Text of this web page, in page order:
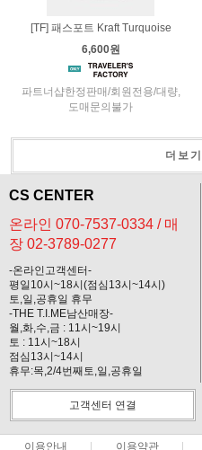
[TF] 패스포트 Kraft Turquoise
6,600원
파트너샵한정판매/회원전용/대량,
도매문의불가
더보기
CS CENTER
온라인 070-7537-0334 / 매
장 02-3789-0277
-온라인고객센터-
평일10시~18시(점심13시~14시)
토,일,공휴일 휴무
-THE T.I.ME남산매장-
월,화,수,금 : 11시~19시
토 : 11시~18시
점심13시~14시
휴무:목,2/4번째토,일,공휴일
고객센터 연결
이용안내 이용약관